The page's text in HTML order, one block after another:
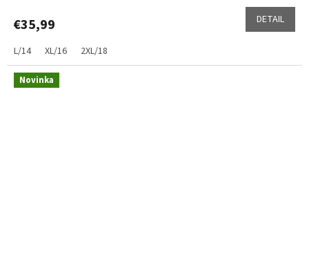
€35,99 DETAIL
L/14 XL/16 2XL/18
Novinka